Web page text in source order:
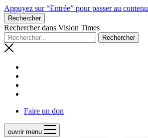
Appuyez sur “Entrée” pour passer au contenu
Rechercher
Rechercher dans Vision Times
Faire un don
ouvrir menu